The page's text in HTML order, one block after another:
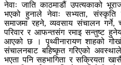
नेवाः जाति काठमाडौं उपत्यकाको
भएको हुनाले नेवाः सभ्यता, संस्कृति
समाजमा रहने, व्यवसाय संचालन गर्ने,
परिवार र आफन्तसंग रमाइ सन्तुष्ट
आएको छ । पृथ्वीनारायण शाहको
संचालनबाट बहिष्कृत गरिएको अवस्थाले
भएता पनि सहभागिता र सक्रियता